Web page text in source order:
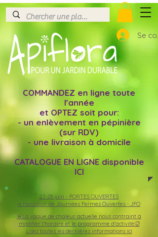
Se
27-28 juin - PORTES OUVERTES
à l'occasion de Journées Fermes Ouvertes - JFO
🚨La vague de chaleur actuelle nous contraint à
modifier l'horaire et le programme d'activité🥵
Lisez toutes les dernières informations ici
COMMANDEZ en ligne toute
l'année
et OPTEZ soit pour:
- un enlèvement en pépinière
(sur RDV)
- une livraison à domicile
CATALOGUE EN LIGNE disponible
ICI